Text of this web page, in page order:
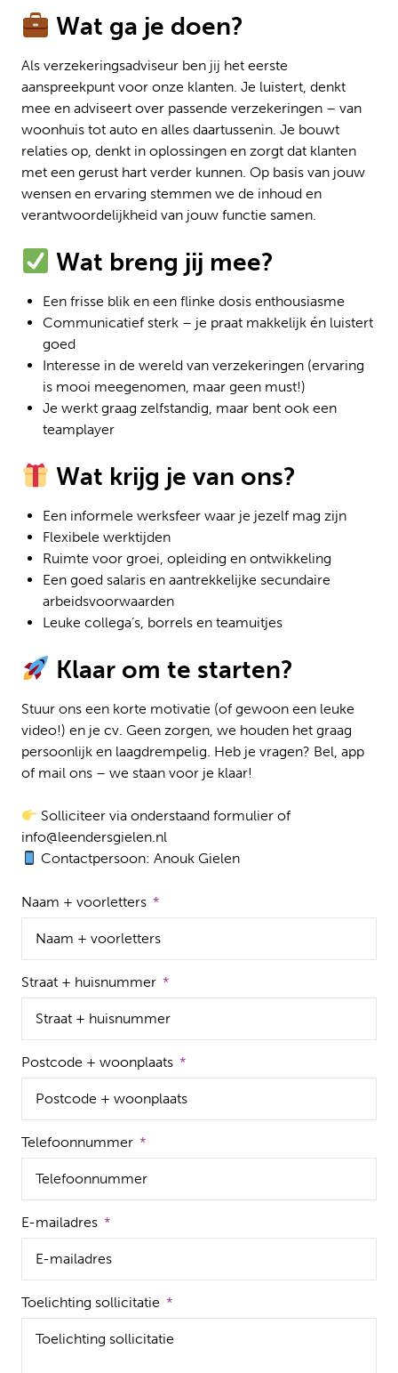
Wat ga je doen?
Als verzekeringsadviseur ben jij het eerste
aanspreekpunt voor onze klanten. Je luistert, denkt
mee en adviseert over passende verzekeringen – van
woonhuis tot auto en alles daartussenin. Je bouwt
relaties op, denkt in oplossingen en zorgt dat klanten
met een gerust hart verder kunnen. Op basis van jouw
wensen en ervaring stemmen we de inhoud en
verantwoordelijkheid van jouw functie samen.
Wat breng jij mee?
Een frisse blik en een flinke dosis enthousiasme
Communicatief sterk – je praat makkelijk én luistert
goed
Interesse in de wereld van verzekeringen (ervaring
is mooi meegenomen, maar geen must!)
Je werkt graag zelfstandig, maar bent ook een
teamplayer
Wat krijg je van ons?
Een informele werksfeer waar je jezelf mag zijn
Flexibele werktijden
Ruimte voor groei, opleiding en ontwikkeling
Een goed salaris en aantrekkelijke secundaire
arbeidsvoorwaarden
Leuke collega’s, borrels en teamuitjes
Klaar om te starten?
Stuur ons een korte motivatie (of gewoon een leuke
video!) en je cv. Geen zorgen, we houden het graag
persoonlijk en laagdrempelig. Heb je vragen? Bel, app
of mail ons – we staan voor je klaar!
Solliciteer via onderstaand formulier of
info@leendersgielen.nl
Contactpersoon: Anouk Gielen
Naam + voorletters
Straat + huisnummer
Postcode + woonplaats
Telefoonnummer
E-mailadres
Toelichting sollicitatie